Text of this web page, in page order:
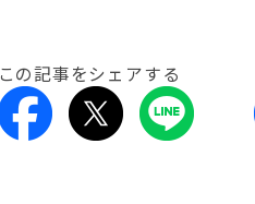
この記事をシェアする